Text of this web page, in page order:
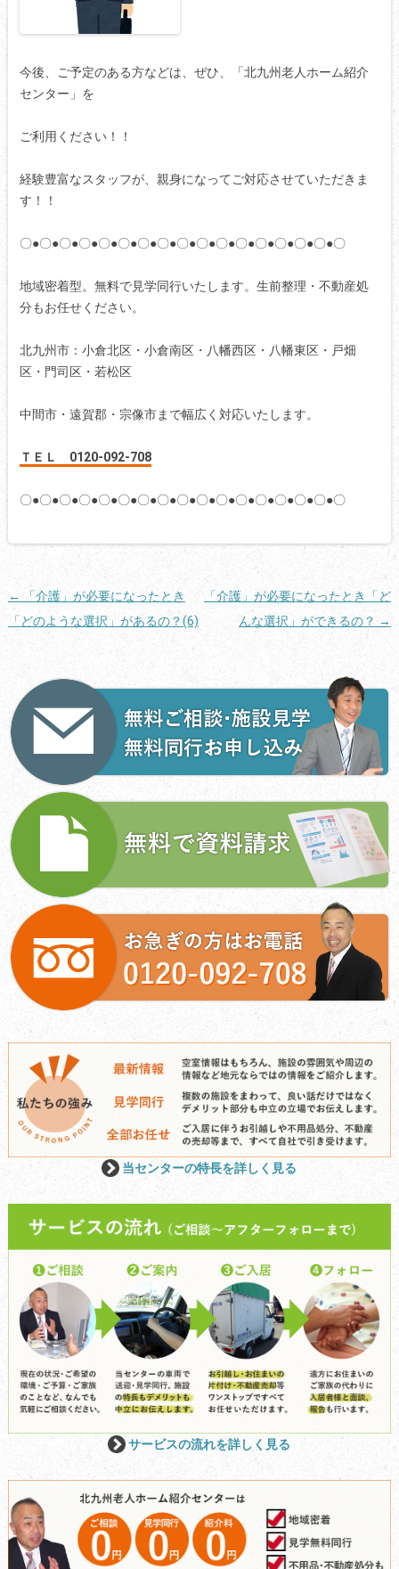
今後、ご予定のある方などは、ぜひ、「北九州老人ホーム紹介
センター」を
ご利用ください！！
経験豊富なスタッフが、親身になってご対応させていただきま
す！！
〇●〇●〇●〇●〇●〇●〇●〇●〇●〇●〇●〇●〇●〇●〇●〇●〇
地域密着型。無料で見学同行いたします。生前整理・不動産処
分もお任せください。
北九州市：小倉北区・小倉南区・八幡西区・八幡東区・戸畑
区・門司区・若松区
中間市・遠賀郡・宗像市まで幅広く対応いたします。
ＴＥＬ 0120-092-708
〇●〇●〇●〇●〇●〇●〇●〇●〇●〇●〇●〇●〇●〇●〇●〇●〇
投
稿
ー
シ
←
「介護」が必要になったとき
「どのような選択」があるの？(6)
「介護」が必要になったとき「ど
んな選択」ができるの？ →
当センターの特長を詳しく見る
サービスの流れを詳しく見る